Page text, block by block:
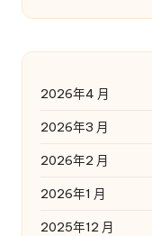
2026年4 月
2026年3 月
2026年2 月
2026年1 月
2025年12 月